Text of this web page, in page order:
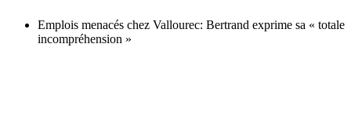
Emplois menacés chez Vallourec: Bertrand exprime sa « totale
incompréhension »